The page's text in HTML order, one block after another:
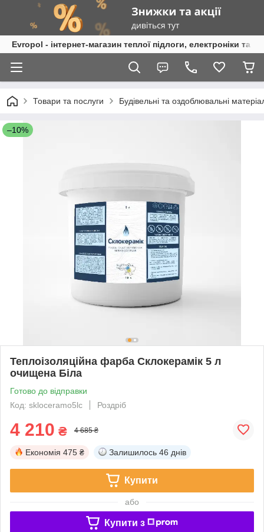
Evropol - інтернет-магазин теплої підлоги, електроніки та
Товари та послуги Будівельні та оздоблювальні
–10%
Теплоізоляційна фарба Склокерамік 5 л
очищена Біла
Готово до відправки
Код: skloceramo5lc
Роздріб
4 210 ₴ 4 685 ₴
Економія 475 ₴ Залишилось 46 днів
Купити
або
Купити з